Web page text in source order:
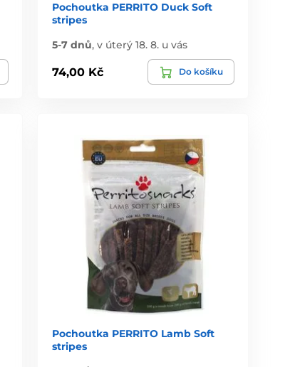
Pochoutka PERRITO Duck Soft
stripes
5-7 dnů,v úterý 18. 8. u vás
74,00 Kč Do košíku
Pochoutka PERRITO Lamb Soft
stripes